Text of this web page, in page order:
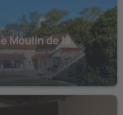
Moulin de la